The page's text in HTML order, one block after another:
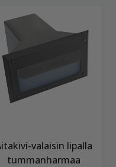
valaisin lipalla
tummanharmaa